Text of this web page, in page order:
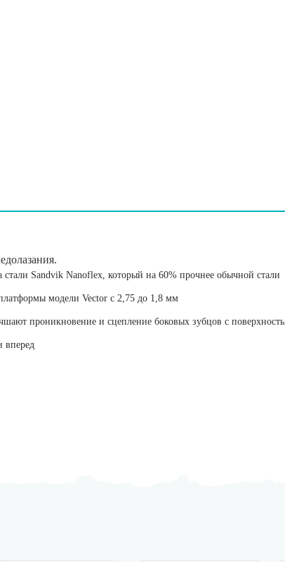
Sandvik Nanoflex, который на 60% прочнее обычной стали
модели Vector с 2,75 до 1,8 мм
проникновение и сцепление боковых зубцов с
вперед